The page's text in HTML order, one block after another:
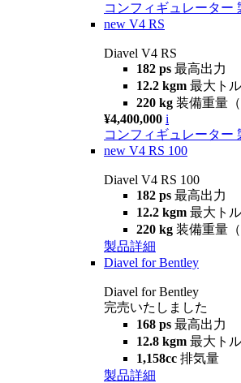
コンフィギュレーター
new V4 RS
Diavel V4 RS
182 ps 最高出力
12.2 kgm 最大ト
220 kg 装備重量
¥4,400,000 i
コンフィギュレーター
new V4 RS 100
Diavel V4 RS 100
182 ps 最高出力
12.2 kgm 最大ト
220 kg 装備重量
製品詳細
Diavel for Bentley
Diavel for Bentley
完売いたしました
168 ps 最高出力
12.8 kgm 最大ト
1,158cc 排気量
製品詳細